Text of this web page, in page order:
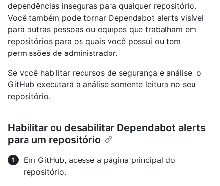
dependências inseguras para qualquer repositório.
Você também pode tornar Dependabot alerts visível
para outras pessoas ou equipes que trabalham em
repositórios para os quais você possui ou tem
permissões de administrador.
Se você habilitar recursos de segurança e análise, o
GitHub executará a análise somente leitura no seu
repositório.
Habilitar ou desabilitar Dependabot alerts
para um repositório
Em GitHub, acesse a página principal do
repositório.